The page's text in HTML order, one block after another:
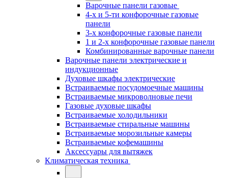
Варочные панели газовые
4-х и 5-ти конфорочные газовые
панели
3-х конфорочные газовые панели
1 и 2-х конфорочные газовые панели
Комбинированные варочные панели
Варочные панели электрические и
индукционные
Духовые шкафы электрические
Встраиваемые посудомоечные машины
Встраиваемые микроволновые печи
Газовые духовые шкафы
Встраиваемые холодильники
Встраиваемые стиральные машины
Встраиваемые морозильные камеры
Встраиваемые кофемашины
Аксессуары для вытяжек
Климатическая техника